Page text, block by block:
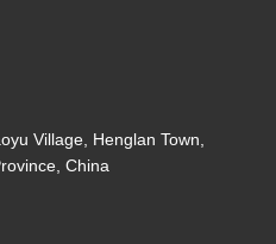
Village, Henglan Town,
China